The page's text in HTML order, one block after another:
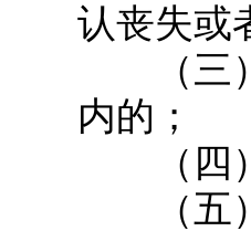
认丧失或
（三）
内的；
（四）
（五）